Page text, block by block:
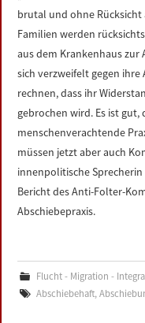
brutal und ohne
Familien werden
aus dem Krankenhaus
sich verzweifelt gegen
rechnen, dass ihr
gebrochen wird. Es ist
menschenverachtende
müssen jetzt aber auch
innenpolitische Sprecherin
Bericht des Anti-Folter-
Abschiebepraxis.
Flucht - Migration -
Abschiebehaft,